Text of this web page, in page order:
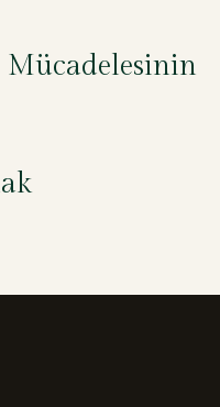
Mücadelesinin